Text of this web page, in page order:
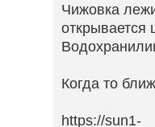
Чижовка
Когда то
https://sun1-